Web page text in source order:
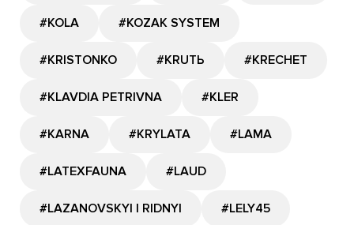
#KOLA #KOZAK SYSTEM
#KRISTONKO #KRUTЬ #KRECHET
#KLAVDIA PETRIVNA #KLER
#KARNA #KRYLATA #LAMA
#LATEXFAUNA #LAUD
#LAZANOVSKYI I RIDNYI #LELY45